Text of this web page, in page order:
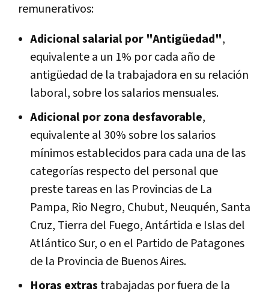
remunerativos:
Adicional salarial por "Antigüedad",
equivalente a un 1% por cada año de
antigüedad de la trabajadora en su relación
laboral, sobre los salarios mensuales.
Adicional por zona desfavorable,
equivalente al 30% sobre los salarios
mínimos establecidos para cada una de las
categorías respecto del personal que
preste tareas en las Provincias de La
Pampa, Rio Negro, Chubut, Neuquén, Santa
Cruz, Tierra del Fuego, Antártida e Islas del
Atlántico Sur, o en el Partido de Patagones
de la Provincia de Buenos Aires.
Horas extras trabajadas por fuera de la